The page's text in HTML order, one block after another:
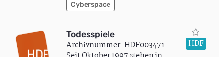
Cyberspace
Todesspiele
Archivnummer: HDF003471
HDF